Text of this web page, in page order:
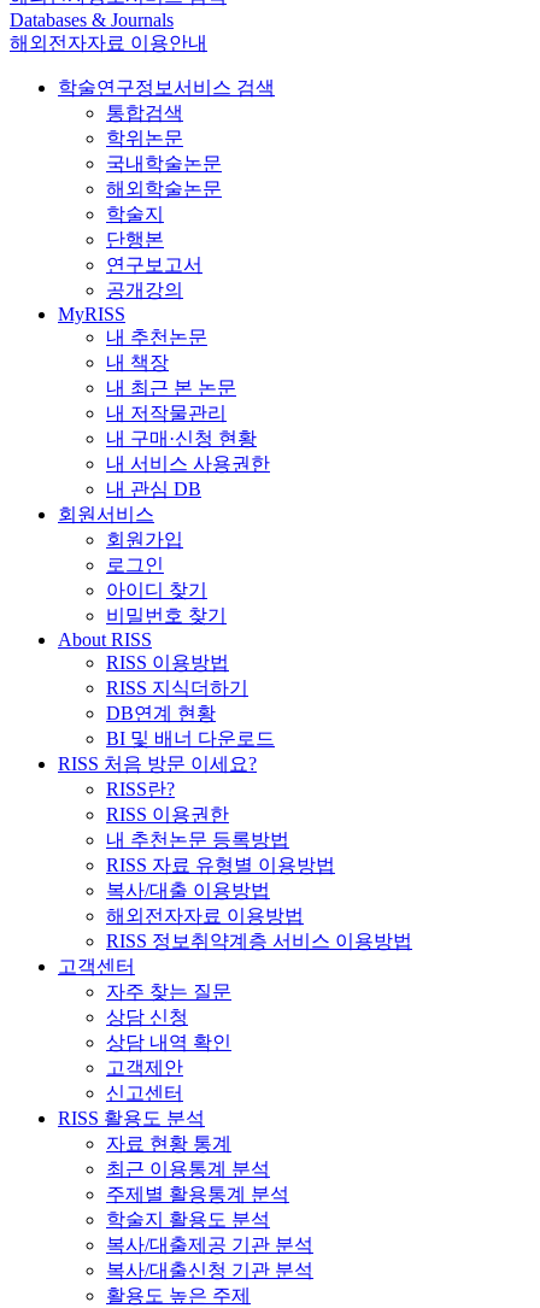
Databases & Journals
해외전자자료 이용안내
학술연구정보서비스 검색
통합검색
학위논문
국내학술논문
해외학술논문
학술지
단행본
연구보고서
공개강의
MyRISS
내 추천논문
내 책장
내 최근 본 논문
내 저작물관리
내 구매·신청 현황
내 서비스 사용권한
내 관심 DB
회원서비스
회원가입
로그인
아이디 찾기
비밀번호 찾기
About RISS
RISS 이용방법
RISS 지식더하기
DB연계 현황
BI 및 배너 다운로드
RISS 처음 방문 이세요?
RISS란?
RISS 이용권한
내 추천논문 등록방법
RISS 자료 유형별 이용방법
복사/대출 이용방법
해외전자자료 이용방법
RISS 정보취약계층 서비스 이용방법
고객센터
자주 찾는 질문
상담 신청
상담 내역 확인
고객제안
신고센터
RISS 활용도 분석
자료 현황 통계
최근 이용통계 분석
주제별 활용통계 분석
학술지 활용도 분석
복사/대출제공 기관 분석
복사/대출신청 기관 분석
활용도 높은 주제